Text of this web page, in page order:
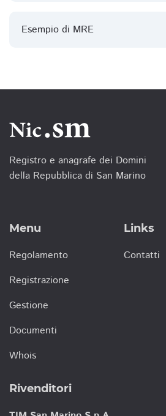
Esempio di MRE
Registro e anagrafe dei Domini
della Repubblica di San Marino
Menu
Regolamento
Registrazione
Gestione
Documenti
Whois
Links
Contatti
Rivenditori